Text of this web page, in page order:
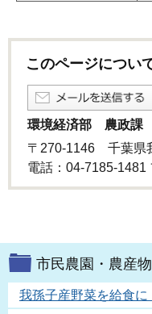
このページについ
環境経済部 農政課
〒270-1146 千葉県
電話：04-7185-1481
市民農園・農産物
我孫子産野菜を給食